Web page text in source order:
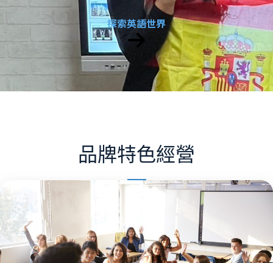
探索英語世界
品牌特色經營